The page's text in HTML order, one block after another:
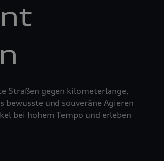
Straßen gegen kilometerlange,
bewusste und souveräne Agieren
bei hohem Tempo und erleben